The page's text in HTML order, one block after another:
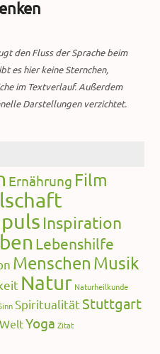
den Fluss der Sprache beim
es hier keine Sternchen,
im Textverlauf. Außerdem
Darstellungen verzichtet.
Ernährung Film
Inspiration
Lebenshilfe
Menschen Musik
Natur Naturheilkunde
SpiritualitätStuttgart
WeltYoga Zitat